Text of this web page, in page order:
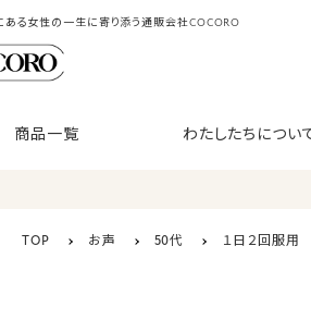
ある女性の一生に寄り添う通販会社COCORO
商品一覧 わたしたちについ
TOP お声 50代 １日２回服用